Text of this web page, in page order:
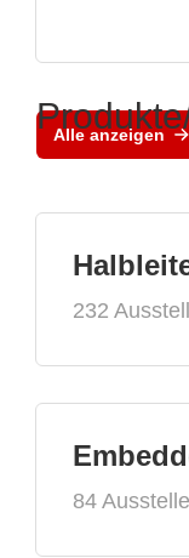
Alle anzeigen
232
84